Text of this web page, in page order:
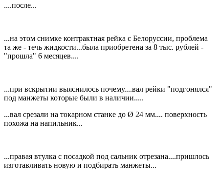
....после...
...на этом снимке контрактная рейка с Белоруссии, проблема
та же - течь жидкости...была приобретена за 8 тыс. рублей -
"прошла" 6 месяцев....
...при вскрытии выяснилось почему....вал рейки "подгонялся"
под манжеты которые были в наличии.....
...вал срезали на токарном станке до Ø 24 мм.... поверхность
похожа на напильник...
...правая втулка с посадкой под сальник отрезана....пришлось
изготавливать новую и подбирать манжеты...